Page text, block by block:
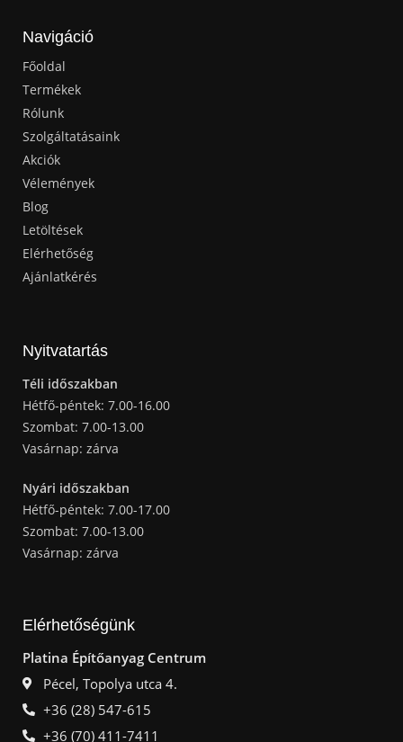
Navigáció
Főoldal
Termékek
Rólunk
Szolgáltatásaink
Akciók
Vélemények
Blog
Letöltések
Elérhetőség
Ajánlatkérés
Nyitvatartás
Téli időszakban
Hétfő-péntek: 7.00-16.00
Szombat: 7.00-13.00
Vasárnap: zárva
Nyári időszakban
Hétfő-péntek: 7.00-17.00
Szombat: 7.00-13.00
Vasárnap: zárva
Elérhetőségünk
Platina Építőanyag Centrum
Pécel, Topolya utca 4.
+36 (28) 547-615
+36 (70) 411-7411